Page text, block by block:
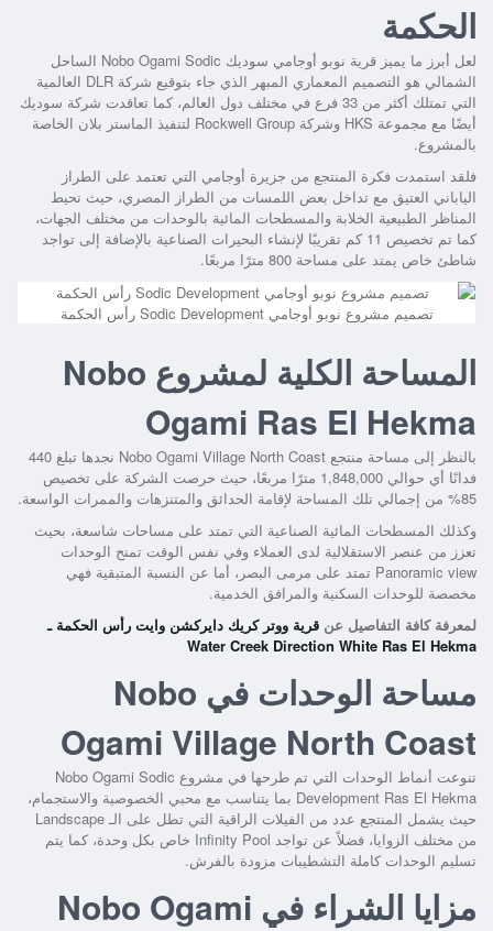
الحكمة
لعل أبرز ما يميز
قرية نوبو أوجامي سوديك Nobo Ogami Sodic الساحل
الشمالي
هو التصميم المعماري المبهر الذي جاء بتوقيع شركة DLR العالمية
التي تمتلك أكثر من 33 فرع في مختلف دول العالم، كما تعاقدت شركة سوديك
أيضًا مع مجموعة HKS وشركة Rockwell Group لتنفيذ الماستر بلان الخاصة
بالمشروع.
فلقد استمدت فكرة المنتجع من جزيرة أوجامي التي تعتمد على الطراز
الياباني العتيق مع تداخل بعض اللمسات من الطراز المصري، حيث تحيط
المناظر الطبيعية الخلابة والمسطحات المائية بالوحدات من مختلف الجهات،
كما تم تخصيص 11 كم تقريبًا لإنشاء البحيرات الصناعية بالإضافة إلى تواجد
شاطئ خاص يمتد على مساحة 800 مترًا مربعًا.
تصميم مشروع نوبو أوجامي Sodic Development رأس الحكمة
المساحة الكلية لمشروع Nobo
Ogami Ras El Hekma
بالنظر إلى مساحة منتجع Nobo Ogami Village North Coast
نجدها تبلغ 440
فدانًا أي حوالي 1,848,000 مترًا مربعًا، حيث حرصت الشركة على تخصيص
85% من إجمالي تلك المساحة لإقامة الحدائق والمتنزهات والممرات الواسعة.
وكذلك المسطحات المائية الصناعية التي تمتد على مساحات شاسعة، بحيث
تعزز من عنصر الاستقلالية لدى العملاء وفي نفس الوقت تمنح الوحدات
Panoramic view تمتد على مرمى البصر، أما عن النسبة المتبقية فهي
مخصصة للوحدات السكنية والمرافق الخدمية.
لمعرفة كافة التفاصيل عن قرية ووتر كريك دايركشن وايت رأس الحكمة ـ
Water Creek Direction White Ras El Hekma
مساحة الوحدات في Nobo
Ogami Village North Coast
تنوعت أنماط الوحدات التي تم طرحها في
مشروع Nobo Ogami Sodic
Development Ras El Hekma بما يتناسب مع محبي الخصوصية والاستجمام،
حيث يشمل المنتجع عدد من الفيلات الراقية التي تطل على الـ Landscape
من مختلف الزوايا، فضلاً عن تواجد Infinity Pool خاص بكل وحدة، كما يتم
تسليم الوحدات كاملة التشطيبات مزودة بالفرش.
مزايا الشراء في Nobo Ogami